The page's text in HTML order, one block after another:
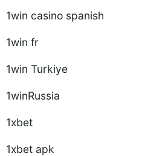
1win casino spanish
1win fr
1win Turkiye
1winRussia
1xbet
1xbet apk